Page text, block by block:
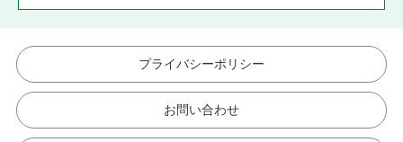
プライバシーポリシー
お問い合わせ